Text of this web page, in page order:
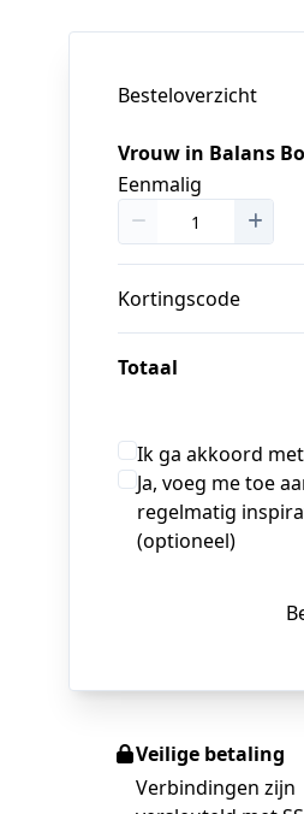
Besteloverzicht
Vrouw in Balans
Eenmalig
Kortingscode
Totaal
Ik ga akkoord
Ja, voeg me toe
regelmatig
(optioneel)
Veilige betaling
Verbindingen zijn